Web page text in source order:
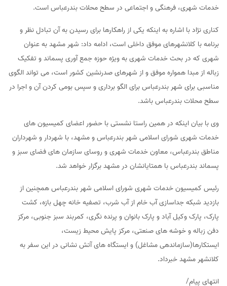
خدمات شهری، فرهنگی و اجتماعی در سطح محلات بندرعباس است.
کناری نژاد با اشاره به اینکه یکی از راهکارها برای رسیدن به آن تبادل نظر و
برنامه با کلانشهرهای موفق داخلی است، ادامه داد: شهر مشهد به عنوان
شهری که در بحث خدمات شهری به ویژه حوزه جمع آوری پسماند و تفکیک
زباله از مبدا همواره موفق و از شهرهای صدرنشین کشور است، می تواند الگوی
مناسبی برای شهر بندرعباس برای الگو برداری و سپس بومی کردن آن و اجرا در
سطح محلات بندرعباس باشد.
وی با بیان اینکه در همین راستا نشستی با حضور اعضای کمیسیون های
خدمات شهری شورای اسلامی شهر بندرعباس و مشهد، با شهردار و شهرداران
مناطق بندرعباس، معاون خدمات شهری و روسای سازمان های فضای سبز و
پسماند بندرعباس با همتایانشان در مشهد برگزار خواهد شد.
رئیس کمیسیون خدمات شهری شورای اسلامی شهر بندرعباس همچنین از
بازدید شبکه جداسازی آب خام از آب شرب، تصفیه خانه چهل بازه، کشت
پارک، پارک وکیل آباد و پارک بانوان و پرنده نگری، کمربند سبز جنوبی، مرکز
دفن زباله و خوشه های صنعتی، مرکز پایش محیط زیست،
ایستکارها(سازماندهی مشاغل) و ایستگاه های آتش نشانی در این سفر به
کلانشهر مشهد خبرداد.
انتهای پیام/